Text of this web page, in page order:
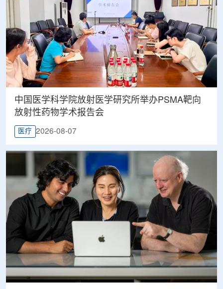
中国医学科学院放射医学研究所举办PSMA靶向
放射性药物学术报告会
医疗 2026-08-07